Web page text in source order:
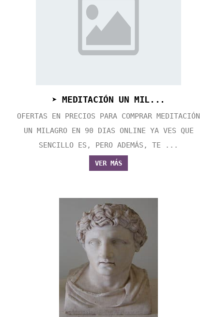
➤ MEDITACIÓN UN MIL...
OFERTAS EN PRECIOS PARA COMPRAR MEDITACIÓN
UN MILAGRO EN 90 DIAS ONLINE YA VES QUE
SENCILLO ES, PERO ADEMÁS, TE ...
VER MÁS